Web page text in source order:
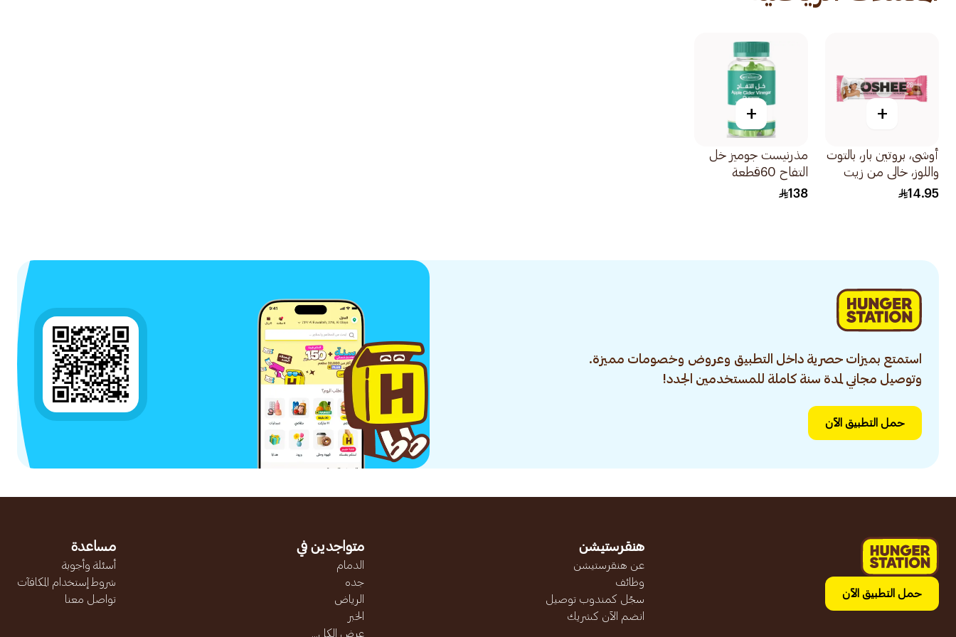
+
أوشى، بروتين بار، بالتوت
واللوز، خالي من زيت
النخيل - 1قطعة
14.95
+
مذرنيست جوميز خل
التفاح 60قطعة
138
استمتع بميزات حصرية داخل التطبيق وعروض وخصومات مميزة.
وتوصيل مجاني لمدة سنة كاملة للمستخدمين الجدد!
حمل التطبيق الآن
حمل التطبيق الآن
هنقرستيشن
عن هنقرستيشن
وظائف
سجّل كمندوب توصيل
انضم الآن كشريك
متواجدين في
الدمام
جده
الرياض
الخبر
عرض الكل...
مساعدة
أسئلة وأجوبة
شروط إستخدام المكافآت
تواصل معنا